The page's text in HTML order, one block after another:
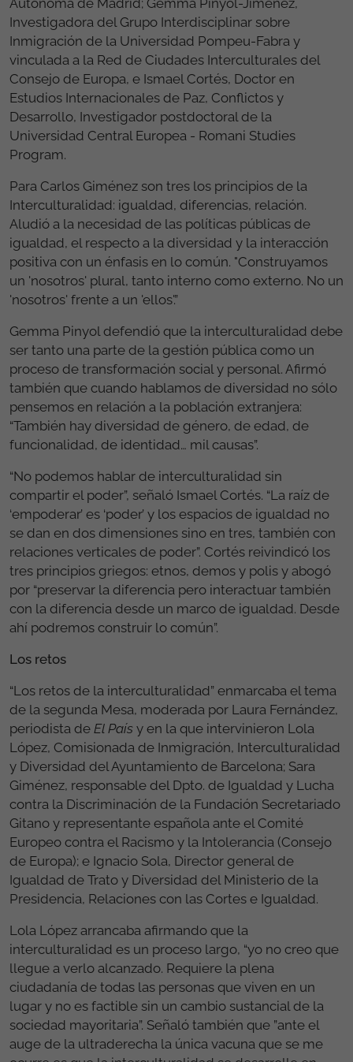
Investigadora del Grupo Interdisciplinar sobre
Inmigración de la Universidad Pompeu-Fabra y
vinculada a la Red de Ciudades Interculturales del
Consejo de Europa, e Ismael Cortés, Doctor en
Estudios Internacionales de Paz, Conflictos y
Desarrollo, Investigador postdoctoral de la
Universidad Central Europea - Romani Studies
Program.
Para Carlos Giménez son tres los principios de la
Interculturalidad: igualdad, diferencias, relación.
Aludió a la necesidad de las políticas públicas de
igualdad, el respecto a la diversidad y la interacción
positiva con un énfasis en lo común. "Construyamos
un 'nosotros' plural, tanto interno como externo. No un
'nosotros' frente a un 'ellos'.”
Gemma Pinyol defendió que la interculturalidad debe
ser tanto una parte de la gestión pública como un
proceso de transformación social y personal. Afirmó
también que cuando hablamos de diversidad no sólo
pensemos en relación a la población extranjera:
“También hay diversidad de género, de edad, de
funcionalidad, de identidad… mil causas”.
“No podemos hablar de interculturalidad sin
compartir el poder”, señaló Ismael Cortés. “La raíz de
‘empoderar’ es ‘poder’ y los espacios de igualdad no
se dan en dos dimensiones sino en tres, también con
relaciones verticales de poder”. Cortés reivindicó los
tres principios griegos: etnos, demos y polis y abogó
por “preservar la diferencia pero interactuar también
con la diferencia desde un marco de igualdad. Desde
ahí podremos construir lo común”.
Los retos
“Los retos de la interculturalidad” enmarcaba el tema
de la segunda Mesa, moderada por Laura Fernández,
periodista de El País y en la que intervinieron Lola
López, Comisionada de Inmigración, Interculturalidad
y Diversidad del Ayuntamiento de Barcelona; Sara
Giménez, responsable del Dpto. de Igualdad y Lucha
contra la Discriminación de la Fundación Secretariado
Gitano y representante española ante el Comité
Europeo contra el Racismo y la Intolerancia (Consejo
de Europa); e Ignacio Sola, Director general de
Igualdad de Trato y Diversidad del Ministerio de la
Presidencia, Relaciones con las Cortes e Igualdad.
Lola López arrancaba afirmando que la
interculturalidad es un proceso largo, “yo no creo que
llegue a verlo alcanzado. Requiere la plena
ciudadanía de todas las personas que viven en un
lugar y no es factible sin un cambio sustancial de la
sociedad mayoritaria”. Señaló también que ”ante el
auge de la ultraderecha la única vacuna que se me